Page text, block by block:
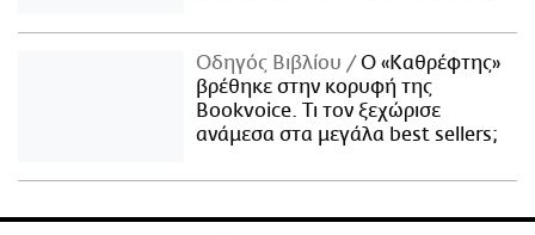
Οδηγός Βιβλίου
Ο «Καθρέφτης»
βρέθηκε στην κορυφή της
Bookvoice. Τι τον ξεχώρισε
ανάμεσα στα μεγάλα best sellers;